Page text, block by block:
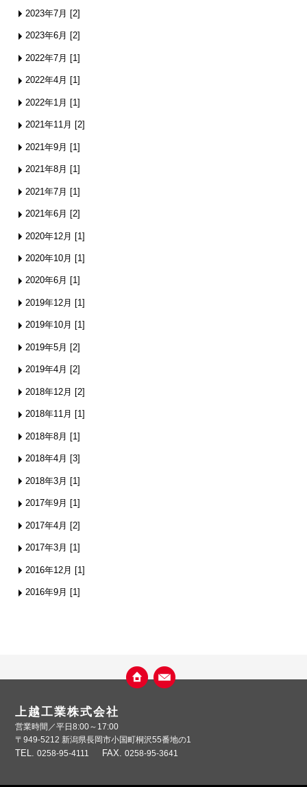
2023年7月 [2]
2023年6月 [2]
2022年7月 [1]
2022年4月 [1]
2022年1月 [1]
2021年11月 [2]
2021年9月 [1]
2021年8月 [1]
2021年7月 [1]
2021年6月 [2]
2020年12月 [1]
2020年10月 [1]
2020年6月 [1]
2019年12月 [1]
2019年10月 [1]
2019年5月 [2]
2019年4月 [2]
2018年12月 [2]
2018年11月 [1]
2018年8月 [1]
2018年4月 [3]
2018年3月 [1]
2017年9月 [1]
2017年4月 [2]
2017年3月 [1]
2016年12月 [1]
2016年9月 [1]
上越工業株式会社
営業時間／平日8:00～17:00
〒949-5212 新潟県長岡市小国町桐沢55番地の1
TEL 0258-95-4111 FAX 0258-95-3641